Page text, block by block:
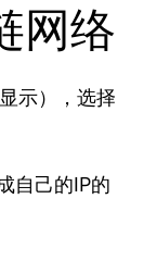
网络
示），选择
自己的IP的